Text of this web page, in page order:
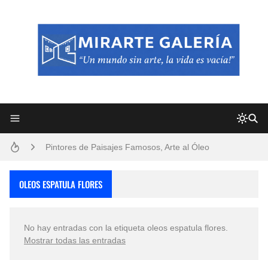
Pintores de Paisajes Famosos, Arte al Óleo
OLEOS ESPATULA FLORES
No hay entradas con la etiqueta oleos espatula flores
Mostrar todas las entradas